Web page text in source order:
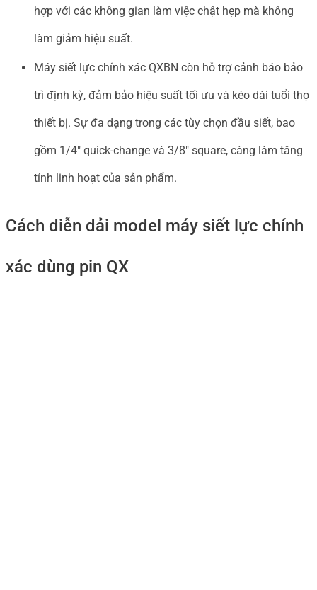
hợp với các không gian làm việc chật hẹp mà không
làm giảm hiệu suất.
Máy siết lực chính xác QXBN còn hỗ trợ cảnh báo bảo
trì định kỳ, đảm bảo hiệu suất tối ưu và kéo dài tuổi thọ
thiết bị. Sự đa dạng trong các tùy chọn đầu siết, bao
gồm 1/4″ quick-change và 3/8″ square, càng làm tăng
tính linh hoạt của sản phẩm.
Cách diễn dải model máy siết lực chính
xác dùng pin QX